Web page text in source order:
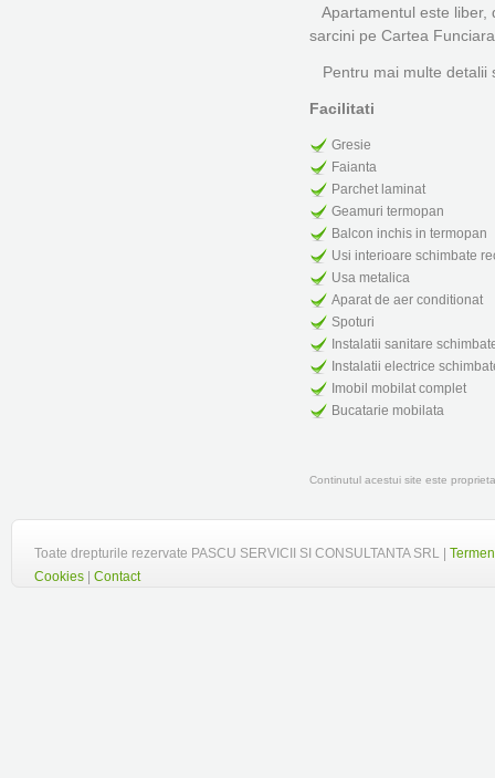
Apartamentul este liber,
sarcini pe Cartea
Pentru mai multe detalii
Facilitati
Gresie
Faianta
Parchet laminat
Geamuri termopan
Balcon inchis in termopan
Usi interioare schimbate
Usa metalica
Aparat de aer conditionat
Spoturi
Instalatii sanitare
Instalatii electrice
Imobil mobilat complet
Bucatarie mobilata
Continutul acestui site este
Toate drepturile rezervate PASCU SERVICII SI CONSULTANTA SRL |
Cookies
Contact